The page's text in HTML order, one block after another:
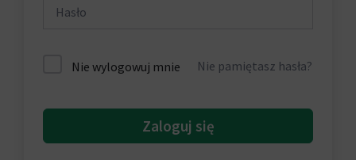
Nie wylogowuj mnie Nie pamiętasz hasła?
Zaloguj się